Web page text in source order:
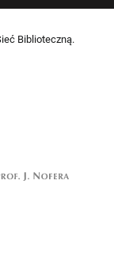
Biblioteczną.